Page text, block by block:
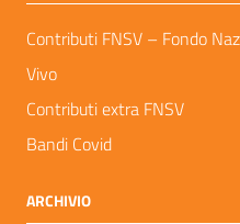
Contributi FNSV – Fondo
Vivo
Contributi extra FNSV
Bandi Covid
ARCHIVIO